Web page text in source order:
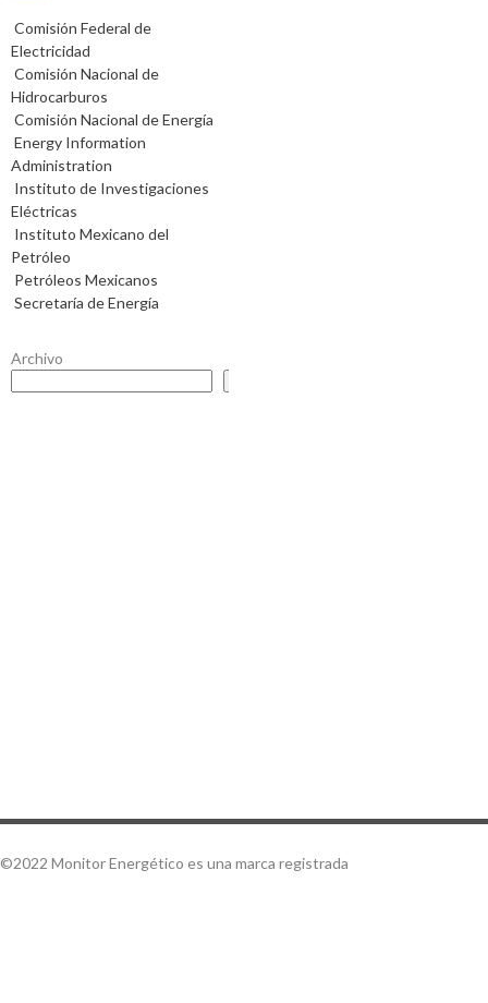
Comisión Federal de
Electricidad
Comisión Nacional de
Hidrocarburos
Comisión Nacional de Energía
Energy Information
Administration
Instituto de Investigaciones
Eléctricas
Instituto Mexicano del
Petróleo
Petróleos Mexicanos
Secretaría de Energía
Archivo
©2022 Monitor Energético es una marca registrada